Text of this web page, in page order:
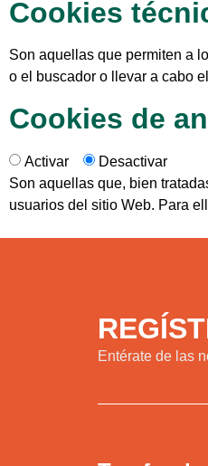
Cookies
Son aquellas que permiten a
o el buscador o llevar a cabo
Cookies de
Activar
Desactivar
Son aquellas que, bien
usuarios del sitio Web. Para
Entérate de las